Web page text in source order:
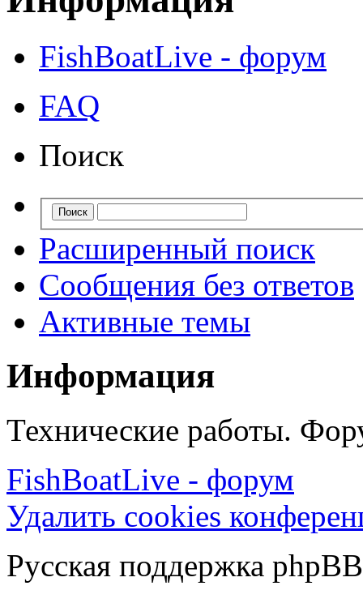
FishBoatLive - форум
FAQ
Поиск
Расширенный поиск
Сообщения без ответов
Активные темы
Информация
Технические работы.
FishBoatLive - форум
Удалить cookies
Русская поддержка phpBB